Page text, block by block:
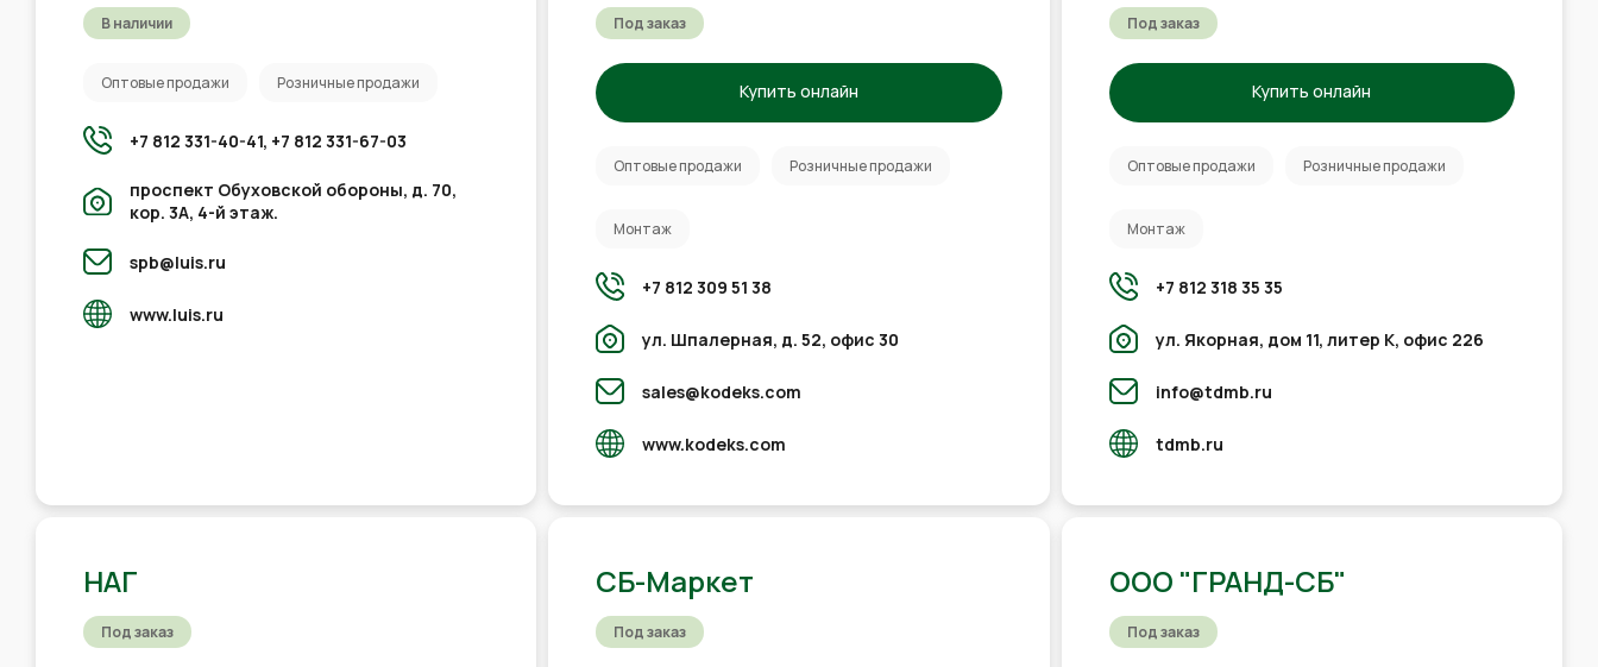
В наличии
Оптовые продажи Розничные продажи
+7 812 331-40-41, +7 812 331-67-03
проспект Обуховской обороны, д. 70,
кор. 3А, 4-й этаж.
spb@luis.ru
www.luis.ru
Под заказ
Купить онлайн
Оптовые продажи Розничные продажи
Монтаж
+7 812 309 51 38
ул. Шпалерная, д. 52, офис 30
sales@kodeks.com
www.kodeks.com
Под заказ
Купить онлайн
Оптовые продажи Розничные продажи
Монтаж
+7 812 318 35 35
ул. Якорная, дом 11, литер К, офис 226
info@tdmb.ru
tdmb.ru
НАГ
Под заказ
СБ-Маркет
Под заказ
ООО "ГРАНД-СБ"
Под заказ